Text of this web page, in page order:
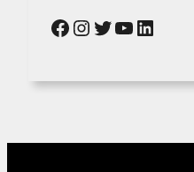
Facebook Instagram Twitter YouTube LinkedIn